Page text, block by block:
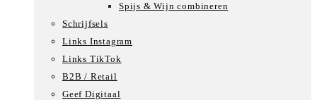
Spijs & Wijn combineren
Schrijfsels
Links Instagram
Links TikTok
B2B / Retail
Geef Digitaal